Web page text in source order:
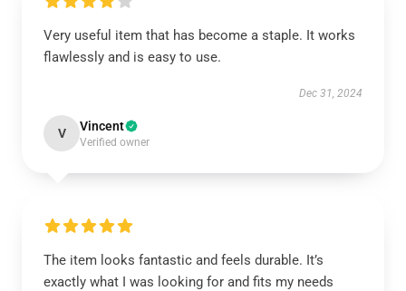
Very useful item that has become a staple. It works
flawlessly and is easy to use.
Dec 31, 2024
V Vincent
Verified owner
The item looks fantastic and feels durable. It’s
exactly what I was looking for and fits my needs